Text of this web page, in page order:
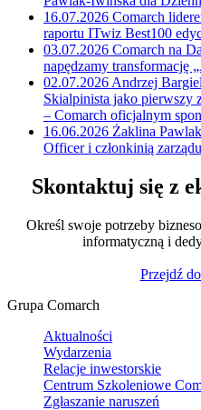
16.07.2026 Comarch
raportu ITwiz Best100
03.07.2026 Comarch na
napędzamy transformację
02.07.2026 Andrzej
Skialpinista jako pierwszy
– Comarch oficjalnym
16.06.2026 Żaklina
Officer i członkinią
Skontaktuj się z
Określ swoje potrzeby
informatyczną i
Przejdź
Grupa Comarch
Aktualności
Wydarzenia
Relacje inwestorskie
Centrum Szkoleniowe
Zgłaszanie naruszeń